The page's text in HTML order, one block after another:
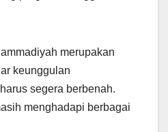
merupakan
keunggulan
segera berbenah.
menghadapi berbagai